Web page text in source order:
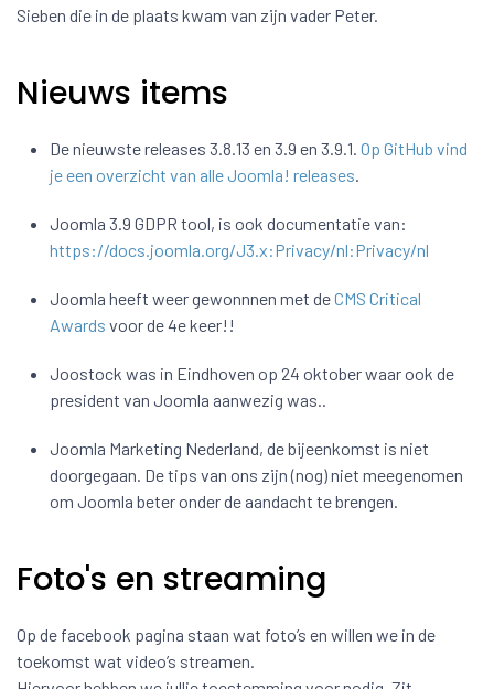
Sieben die in de plaats kwam van zijn vader Peter.
Nieuws items
De nieuwste releases 3.8.13 en 3.9 en 3.9.1. Op GitHub vind
je een overzicht van alle Joomla! releases.
Joomla 3.9 GDPR tool, is ook documentatie van:
https://docs.joomla.org/J3.x:Privacy/nl:Privacy/nl
Joomla heeft weer gewonnnen met deCMS Critical
Awards voor de 4e keer!!
Joostock was in Eindhoven op 24 oktober waar ook de
president van Joomla aanwezig was..
Joomla Marketing Nederland, de bijeenkomst is niet
doorgegaan. De tips van ons zijn (nog) niet meegenomen
om Joomla beter onder de aandacht te brengen.
Foto's en streaming
Op de facebook pagina staan wat foto’s en willen we in de
toekomst wat video’s streamen.